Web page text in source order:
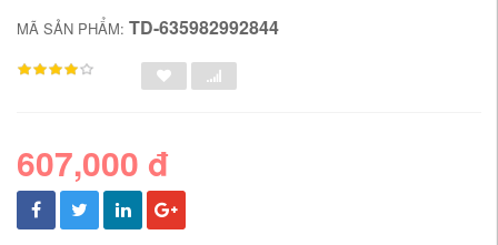
MÃ SẢN PHẨM: TD-635982992844
607,000 đ